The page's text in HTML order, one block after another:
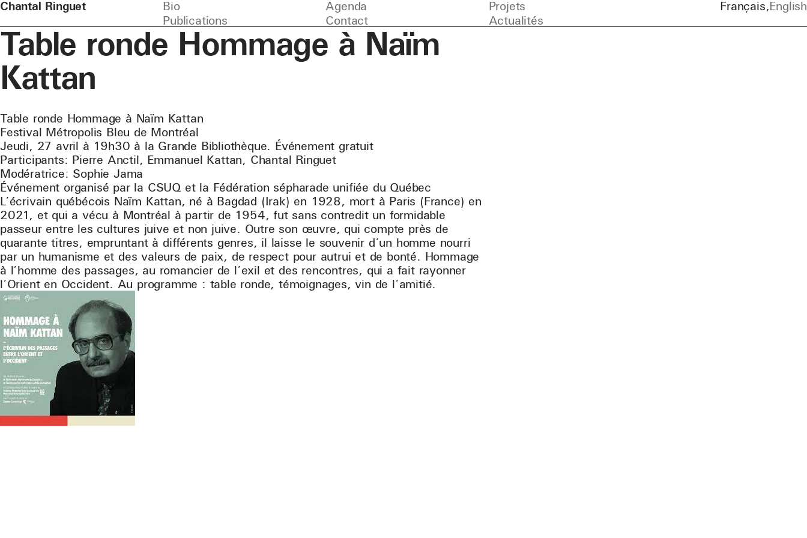
Chantal Ringuet Bio Agenda
Projets
Publications
Contact Actualités
Français English
Table ronde Hommage à Naïm
Kattan
Table ronde Hommage à Naïm Kattan
Festival Métropolis Bleu de Montréal
Jeudi, 27 avril à 19h30 à la Grande Bibliothèque. Événement gratuit
Participants: Pierre Anctil, Emmanuel Kattan, Chantal Ringuet
Modératrice: Sophie Jama
Événement organisé par la CSUQ et la Fédération sépharade unifiée du Québec
L’écrivain québécois Naïm Kattan, né à Bagdad (Irak) en 1928, mort à Paris (France) en
2021, et qui a vécu à Montréal à partir de 1954, fut sans contredit un formidable
passeur entre les cultures juive et non juive. Outre son œuvre, qui compte près de
quarante titres, empruntant à différents genres, il laisse le souvenir d’un homme nourri
par un humanisme et des valeurs de paix, de respect pour autrui et de bonté. Hommage
à l’homme des passages, au romancier de l’exil et des rencontres, qui a fait rayonner
l’Orient en Occident. Au programme : table ronde, témoignages, vin de l’amitié.